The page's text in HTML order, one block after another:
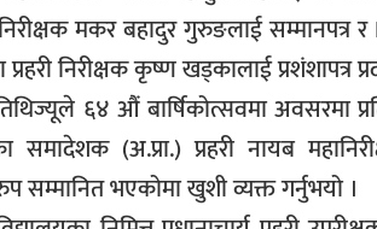
निरीक्षक मकर बहादुर गुरुङलाई
निरीक्षक कृष्ण खड्कालाई प्रशंशापत्र
६४ औं बार्षिकोत्सवमा अवसरमा
समादेशक (अ.प्रा.) प्रहरी नायब
सम्मानित भएकोमा खुशी व्यक्त गर्नुभयो ।